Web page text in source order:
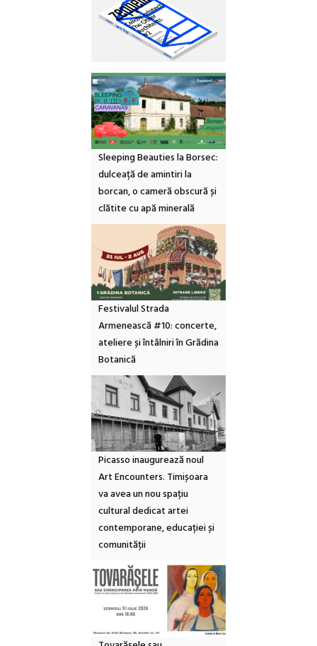
Sleeping Beauties la Borsec:
dulceață de amintiri la
borcan, o cameră obscură și
clătite cu apă minerală
Festivalul Strada
Armenească #10: concerte,
ateliere și întâlniri în Grădina
Botanică
Picasso inaugurează noul
Art Encounters. Timișoara
va avea un nou spațiu
cultural dedicat artei
contemporane, educației și
comunității